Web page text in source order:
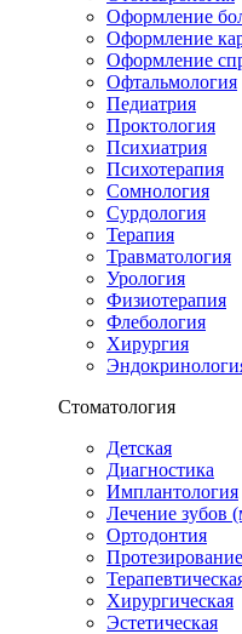
Оформление
Оформление
Оформление
Офтальмология
Педиатрия
Проктология
Психиатрия
Психотерапия
Сомнология
Сурдология
Терапия
Травматология
Урология
Физиотерапия
Флебология
Хирургия
Стоматология
Детская
Диагностика
Имплантология
Лечение зубов
Ортодонтия
Протезирование
Хирургическая
Эстетическая